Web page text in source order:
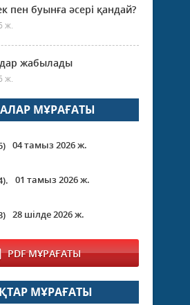
пен буынға әсері қандай?
ж.
жабылады
ж.
МҰРАҒАТЫ
04 тамыз 2026 ж.
01 тамыз 2026 ж.
28 шілде 2026 ж.
PDF МҰРАҒАТЫ
МҰРАҒАТЫ